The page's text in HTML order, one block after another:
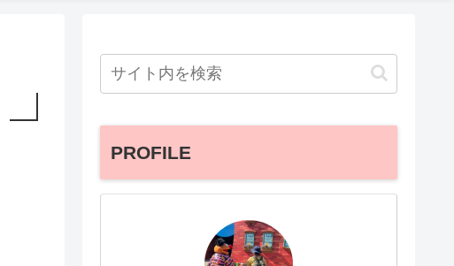
PROFILE